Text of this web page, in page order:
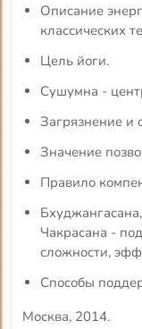
Описание
классических
Цель йоги.
Сушумна -
Загрязнение и
Значение
Правило
Чакрасана -
сложности,
Способы
Москва, 2014.